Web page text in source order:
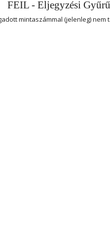
FEIL - Eljegyzési
mintaszámmal (jelenleg)